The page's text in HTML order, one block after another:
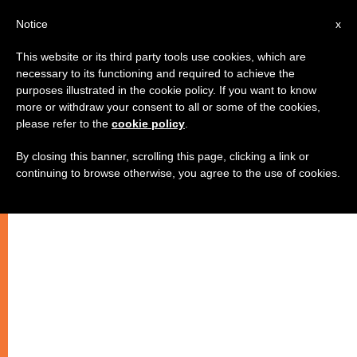
صحفيّون أبطال يتحدّون القمع والعنف
والتهديدات
x
Notice
This website or its third party tools use cookies, which are
necessary to its functioning and required to achieve the
purposes illustrated in the cookie policy. If you want to know
more or withdraw your consent to all or some of the cookies,
please refer to the cookie policy
By closing this banner, scrolling this page, clicking a link or
continuing to browse otherwise, you agree to the use of cookies.